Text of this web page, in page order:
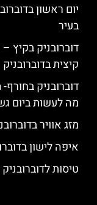
יום ראשון
בעיר
דוברובניק
קיצית בדוברובניק
דוברובניק
מה לעשות ביום
מזג אוויר
איפה לישון
טיסות